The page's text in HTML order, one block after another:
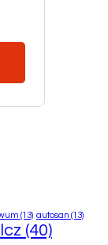
(13) autosan (13)
(40)